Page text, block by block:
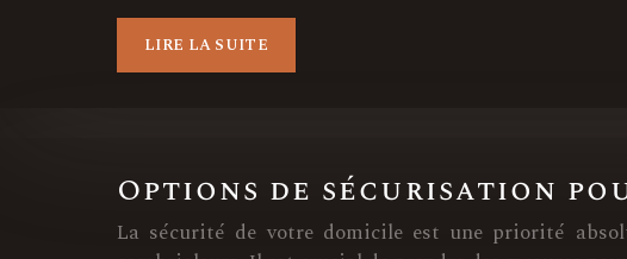
LIRE LA SUITE
Options de sécurisation
La sécurité de votre domicile est une priorité